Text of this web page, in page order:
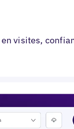
d'annonce
visites,